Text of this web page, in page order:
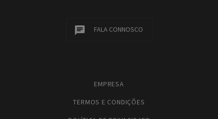
FALA CONNOSCO
EMPRESA
TERMOS E CONDIÇÕES